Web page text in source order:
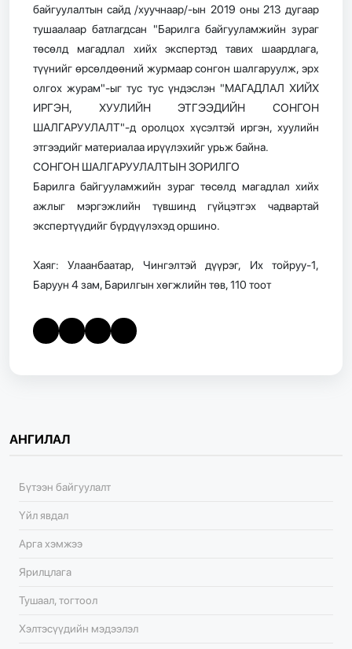
байгуулалтын сайд /хуучнаар/-ын 2019 оны 213 дугаар
тушаалаар батлагдсан "Барилга байгууламжийн зураг
төсөлд магадлал хийх экспертэд тавих шаардлага,
түүнийг өрсөлдөөний журмаар сонгон шалгаруулж, эрх
олгох журам"-ыг тус тус үндэслэн "МАГАДЛАЛ ХИЙХ
ИРГЭН, ХУУЛИЙН ЭТГЭЭДИЙН СОНГОН
ШАЛГАРУУЛАЛТ"-д оролцох хүсэлтэй иргэн, хуулийн
этгээдийг материалаа ирүүлэхийг урьж байна.
СОНГОН ШАЛГАРУУЛАЛТЫН ЗОРИЛГО
Барилга байгууламжийн зураг төсөлд магадлал хийх
ажлыг мэргэжлийн түвшинд гүйцэтгэх чадвартай
экспертүүдийг бүрдүүлэхэд оршино.
Хаяг: Улаанбаатар, Чингэлтэй дүүрэг, Их тойруу-1,
Баруун 4 зам, Барилгын хөгжлийн төв, 110 тоот
АНГИЛАЛ
Бүтээн байгуулалт
Үйл явдал
Арга хэмжээ
Ярилцлага
Тушаал, тогтоол
Хэлтэсүүдийн мэдээлэл